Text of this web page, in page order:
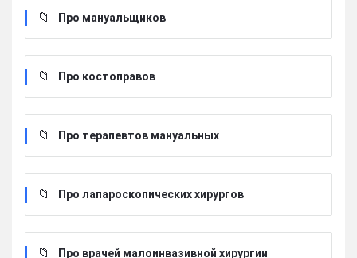
Про мануальщиков
Про костоправов
Про терапевтов мануальных
Про лапароскопических хирургов
Про врачей малоинвазивной хирургии